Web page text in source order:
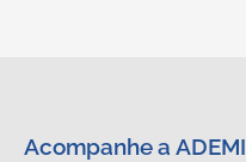
Acompanhe a ADEMI